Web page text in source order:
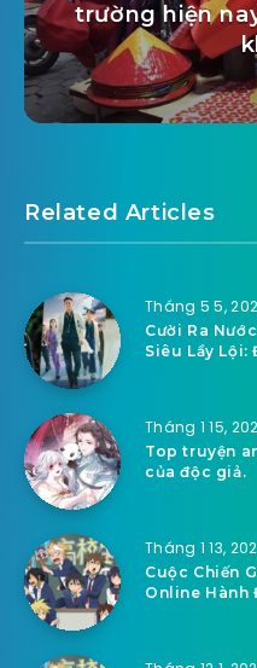
trường hiện
Related Articles
Tháng 5 5,
Cười Ra
Siêu Lầy Lội:
Tháng 1 15,
Top truyện
của độc giả.
Tháng 1 13,
Cuộc Chiến
Online Hành